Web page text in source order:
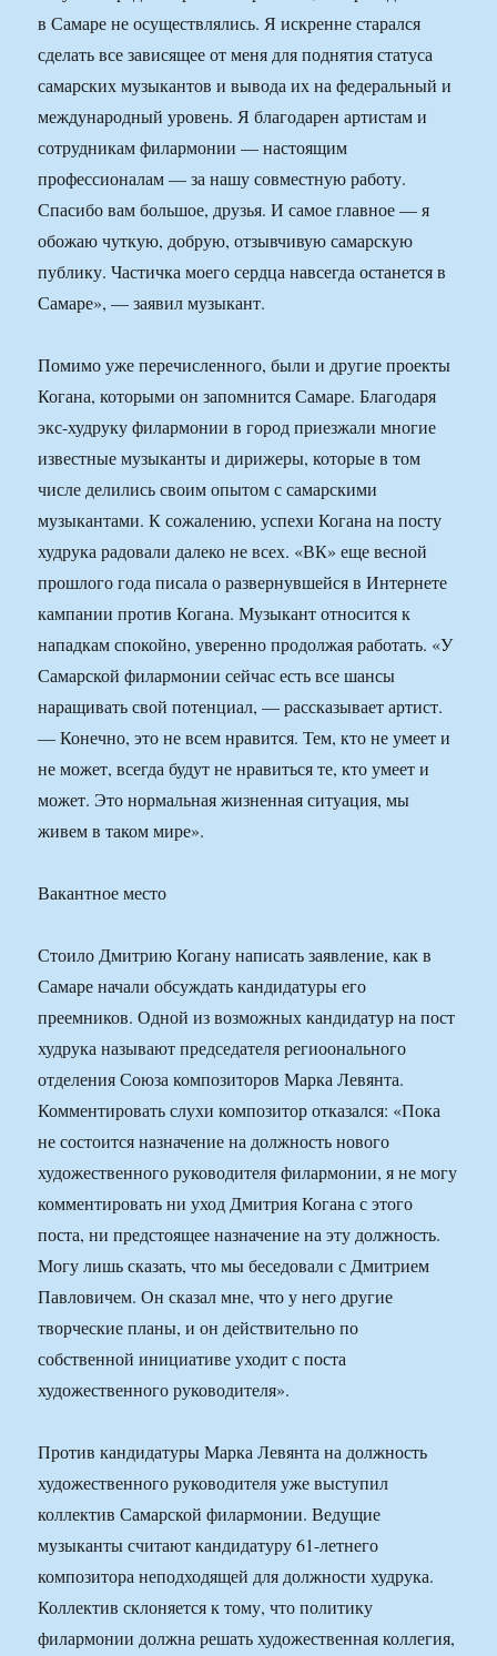
в Самаре не осуществлялись. Я искренне старался
сделать все зависящее от меня для поднятия статуса
самарских музыкантов и вывода их на федеральный и
международный уровень. Я благодарен артистам и
сотрудникам филармонии — настоящим
профессионалам — за нашу совместную работу.
Спасибо вам большое, друзья. И самое главное — я
обожаю чуткую, добрую, отзывчивую самарскую
публику. Частичка моего сердца навсегда останется в
Самаре», — заявил музыкант.
Помимо уже перечисленного, были и другие проекты
Когана, которыми он запомнится Самаре. Благодаря
экс-худруку филармонии в город приезжали многие
известные музыканты и дирижеры, которые в том
числе делились своим опытом с самарскими
музыкантами. К сожалению, успехи Когана на посту
худрука радовали далеко не всех. «ВК» еще весной
прошлого года писала о развернувшейся в Интернете
кампании против Когана. Музыкант относится к
нападкам спокойно, уверенно продолжая работать. «У
Самарской филармонии сейчас есть все шансы
наращивать свой потенциал, — рассказывает артист.
— Конечно, это не всем нравится. Тем, кто не умеет и
не может, всегда будут не нравиться те, кто умеет и
может. Это нормальная жизненная ситуация, мы
живем в таком мире».
Вакантное место
Стоило Дмитрию Когану написать заявление, как в
Самаре начали обсуждать кандидатуры его
преемников. Одной из возможных кандидатур на пост
худрука называют председателя региоонального
отделения Союза композиторов Марка Левянта.
Комментировать слухи композитор отказался: «Пока
не состоится назначение на должность нового
художественного руководителя филармонии, я не могу
комментировать ни уход Дмитрия Когана с этого
поста, ни предстоящее назначение на эту должность.
Могу лишь сказать, что мы беседовали с Дмитрием
Павловичем. Он сказал мне, что у него другие
творческие планы, и он действительно по
собственной инициативе уходит с поста
художественного руководителя».
Против кандидатуры Марка Левянта на должность
художественного руководителя уже выступил
коллектив Самарской филармонии. Ведущие
музыканты считают кандидатуру 61-летнего
композитора неподходящей для должности худрука.
Коллектив склоняется к тому, что политику
филармонии должна решать художественная коллегия,